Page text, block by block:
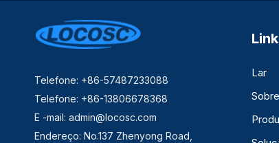
Telefone: +86-57487233088
Telefone: +86-13806678368
E -mail: admin@locosc.com
Endereço: No.137 Zhenyong Road,
Link
Lar